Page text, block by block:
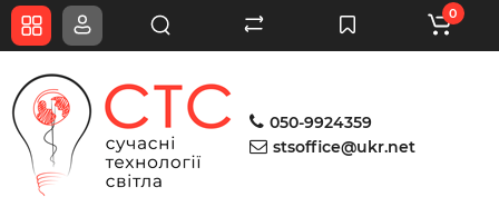
050-9924359
stsoffice@ukr.net
0